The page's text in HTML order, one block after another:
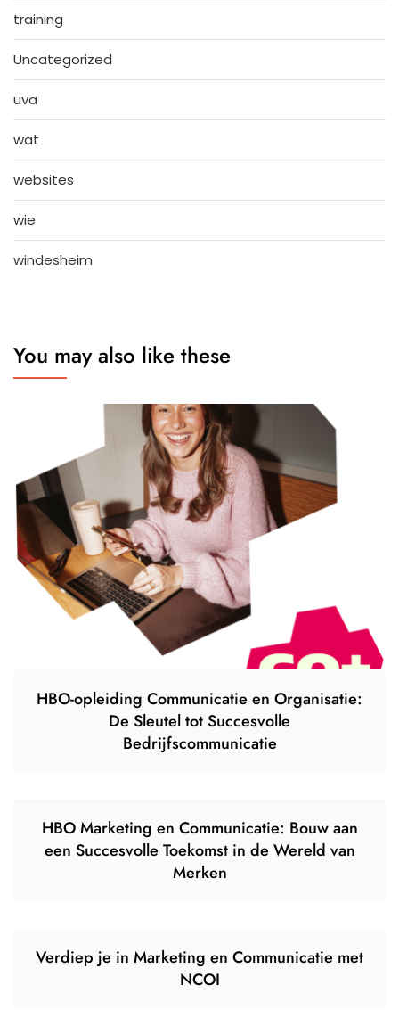
training
Uncategorized
uva
wat
websites
wie
windesheim
You may also like these
HBO-opleiding Communicatie en Organisatie:
De Sleutel tot Succesvolle
Bedrijfscommunicatie
HBO Marketing en Communicatie: Bouw aan
een Succesvolle Toekomst in de Wereld van
Merken
Verdiep je in Marketing en Communicatie met
NCOI